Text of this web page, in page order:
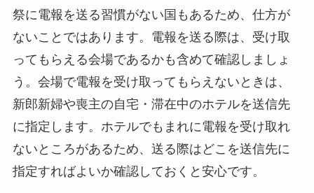
祭に電報を送る習慣がない国もあるため、仕方が
ないことではあります。電報を送る際は、受け取
ってもらえる会場であるかも含めて確認しましょ
う。会場で電報を受け取ってもらえないときは、
新郎新婦や喪主の自宅・滞在中のホテルを送信先
に指定します。ホテルでもまれに電報を受け取れ
ないところがあるため、送る際はどこを送信先に
指定すればよいか確認しておくと安心です。